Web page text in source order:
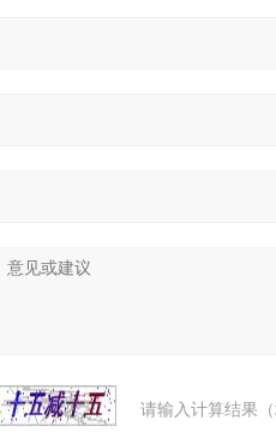
请输入计算结果